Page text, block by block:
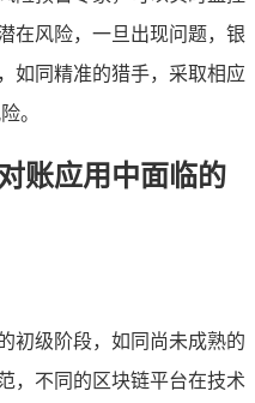
在风险，一旦出现问题，银
如同精准的猎手，采取相应
。
账应用中面临的
初级阶段，如同尚未成熟的
，不同的区块链平台在技术